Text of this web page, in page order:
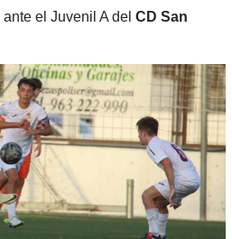
ante el Juvenil A del CD San